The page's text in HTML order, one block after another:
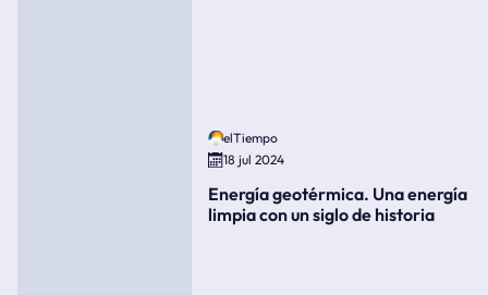
elTiempo
18 jul 2024
Energía geotérmica. Una energía
limpia con un siglo de historia